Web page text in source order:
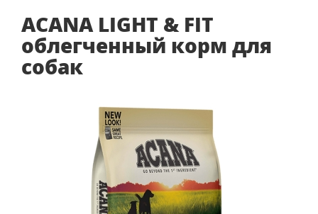
ACANA LIGHT & FIT
облегченный корм для
собак